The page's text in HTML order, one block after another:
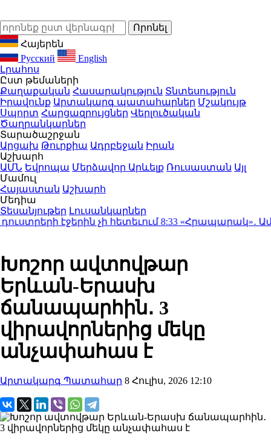
Հայերեն
Русский
English
Լրահոս
Ըստ թեմաների
Քաղաքական Հասարակություն Տնտեսություն
Իրավունք Արտակարգ պատահարներ Մշակույթ
Սպորտ Հարցազրույցներ Վերլուծական
Ծաղրանկարներ
Տարածաշրջան
Արցախ Թուրքիա Ադրբեջան Իրան
Աշխարհ
ԱՄՆ Եվրոպա Մերձավոր Արևելք Ռուսաստան Այլ
Մամուլ
Հայաստան Աշխարհ
Մեդիա
Տեսանյութեր Լուսանկարներ
էջերին չի հետեւում8:33«Հրապարակ»․ Ամեն
Խոշոր ավտովթար
Երևան-Երասխ
ճանապարհին․ 3
վիրավորներից մեկը
անչափահաս է
Արտակարգ Պատահար 8 Հուլիս, 2026 12:10